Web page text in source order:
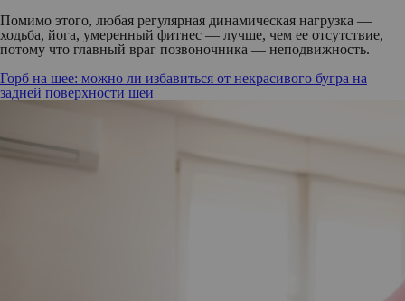
Помимо этого, любая регулярная динамическая нагрузка —
ходьба, йога, умеренный фитнес — лучше, чем ее отсутствие,
потому что главный враг позвоночника — неподвижность.
Горб на шее: можно ли избавиться от некрасивого бугра на
задней поверхности шеи